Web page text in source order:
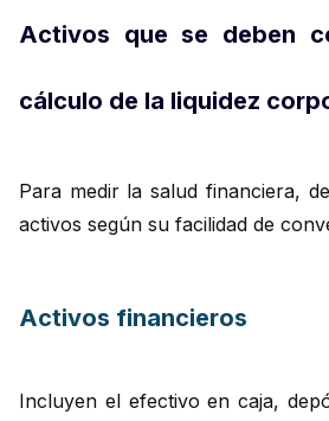
Activos que se deben
cálculo de la liquidez
Para medir la salud financiera,
activos según su facilidad de
Activos financieros
Incluyen el efectivo en caja,